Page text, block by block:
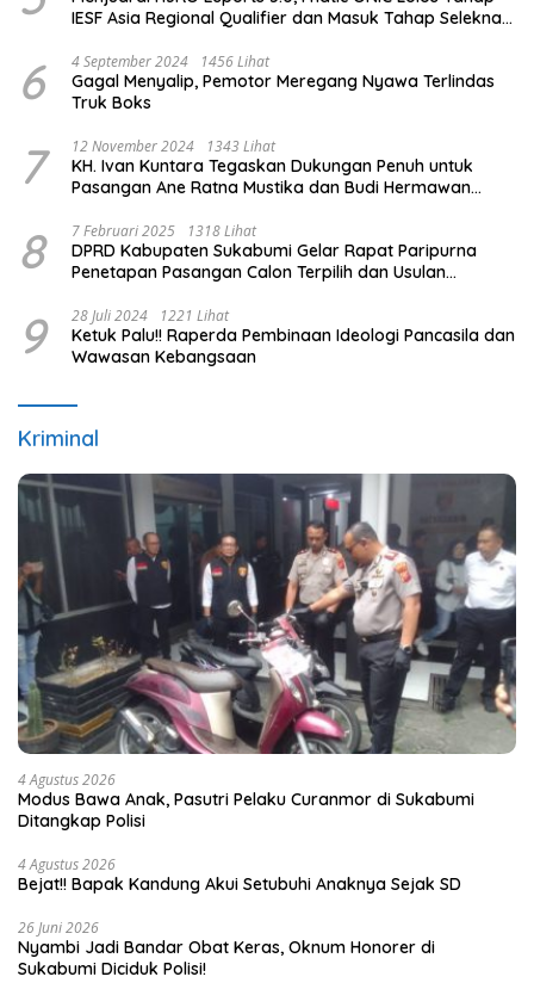
IESF Asia Regional Qualifier dan Masuk Tahap Seleknas
6 4 September 2024 1456 Lihat
Gagal Menyalip, Pemotor Meregang Nyawa Terlindas
Truk Boks
7 12 November 2024 1343 Lihat
KH. Ivan Kuntara Tegaskan Dukungan Penuh untuk
Pasangan Ane Ratna Mustika dan Budi Hermawan
8 7 Februari 2025 1318 Lihat
DPRD Kabupaten Sukabumi Gelar Rapat Paripurna
Penetapan Pasangan Calon Terpilih dan Usulan
9 28 Juli 2024 1221 Lihat
Ketuk Palu!! Raperda Pembinaan Ideologi Pancasila dan
Wawasan Kebangsaan
Kriminal
4 Agustus 2026
Modus Bawa Anak, Pasutri Pelaku Curanmor di Sukabumi
Ditangkap Polisi
4 Agustus 2026
Bejat!! Bapak Kandung Akui Setubuhi Anaknya Sejak SD
26 Juni 2026
Nyambi Jadi Bandar Obat Keras, Oknum Honorer di
Sukabumi Diciduk Polisi!